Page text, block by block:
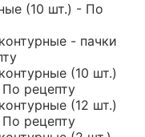
(10 шт.) - По
- пачки
(10 шт.)
рецепту
(12 шт.)
рецепту